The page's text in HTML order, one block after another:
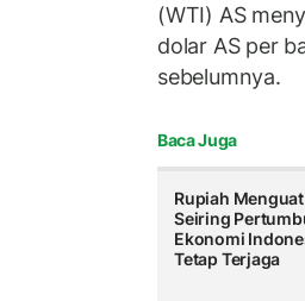
(WTI) AS
dolar AS per
sebelumnya.
Baca Juga
Rupiah Menguat
Seiring
Ekonomi
Tetap Terjaga